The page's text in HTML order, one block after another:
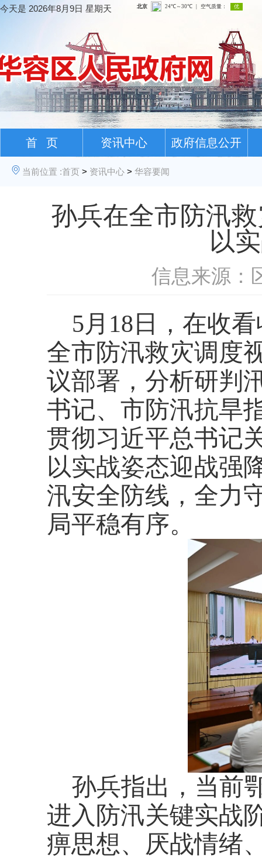
今天是 2026年8月9日 星期天
首 页 资讯中心 政府信息公开
当前位置 :首页 > 资讯中心 > 华容要闻
孙兵在全市防汛
以
信息来源：
5月18日，在收
全市防汛救灾调度
议部署，分析研判
书记、市防汛抗旱
贯彻习近平总书记
以实战姿态迎战强
汛安全防线，全力
局平稳有序。
孙兵指出，当前
进入防汛关键实战
痹思想、厌战情绪